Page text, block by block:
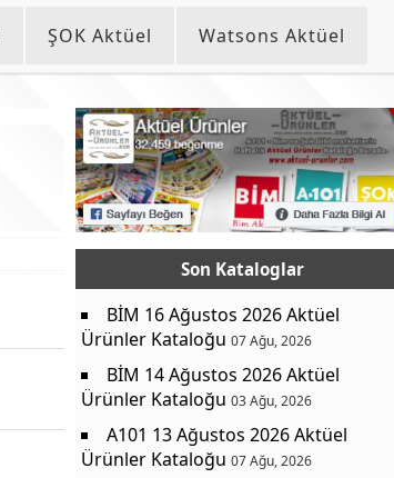
ŞOK Aktüel Watsons Aktüel
Son Kataloglar
BİM 16 Ağustos 2026 Aktüel
Ürünler Kataloğu 07 Ağu, 2026
BİM 14 Ağustos 2026 Aktüel
Ürünler Kataloğu 03 Ağu, 2026
A101 13 Ağustos 2026 Aktüel
Ürünler Kataloğu 07 Ağu, 2026